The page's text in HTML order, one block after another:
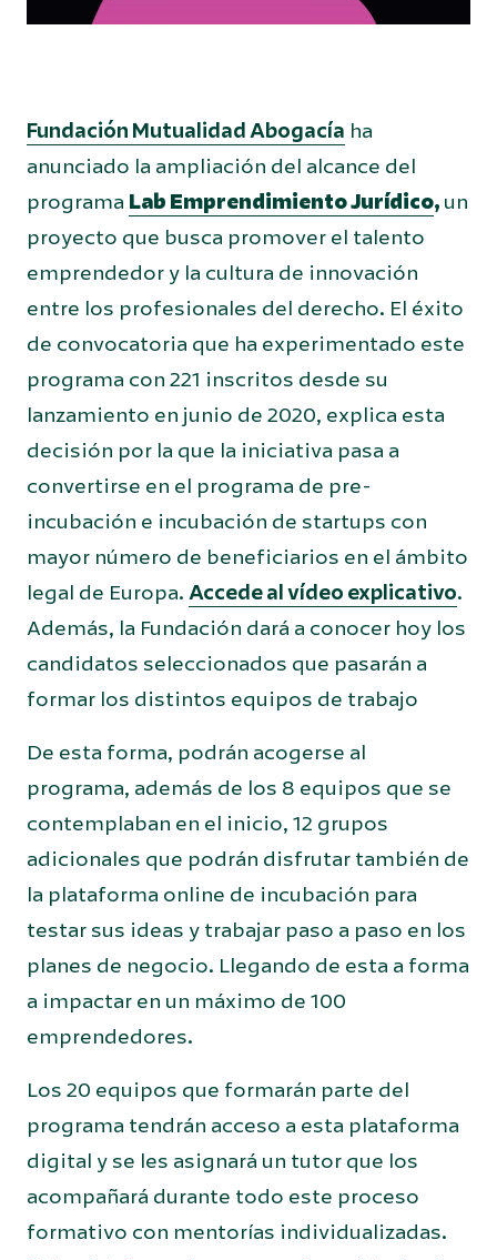
Fundación Mutualidad Abogacía ha
anunciado la ampliación del alcance del
programa Lab Emprendimiento Jurídico, un
proyecto que busca promover el talento
emprendedor y la cultura de innovación
entre los profesionales del derecho. El éxito
de convocatoria que ha experimentado este
programa con 221 inscritos desde su
lanzamiento en junio de 2020, explica esta
decisión por la que la iniciativa pasa a
convertirse en el programa de pre-
incubación e incubación de startups con
mayor número de beneficiarios en el ámbito
legal de Europa. Accede al vídeo explicativo.
Además, la Fundación dará a conocer hoy los
candidatos seleccionados que pasarán a
formar los distintos equipos de trabajo
De esta forma, podrán acogerse al
programa, además de los 8 equipos que se
contemplaban en el inicio, 12 grupos
adicionales que podrán disfrutar también de
la plataforma online de incubación para
testar sus ideas y trabajar paso a paso en los
planes de negocio. Llegando de esta a forma
a impactar en un máximo de 100
emprendedores.
Los 20 equipos que formarán parte del
programa tendrán acceso a esta plataforma
digital y se les asignará un tutor que los
acompañará durante todo este proceso
formativo con mentorías individualizadas.